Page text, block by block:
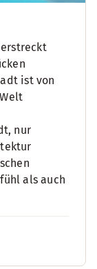
ist von
nur
als auch